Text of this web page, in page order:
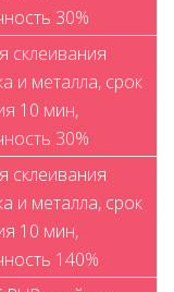
30%
склеивания
и металла, срок
10 мин,
30%
склеивания
и металла, срок
10 мин,
140%